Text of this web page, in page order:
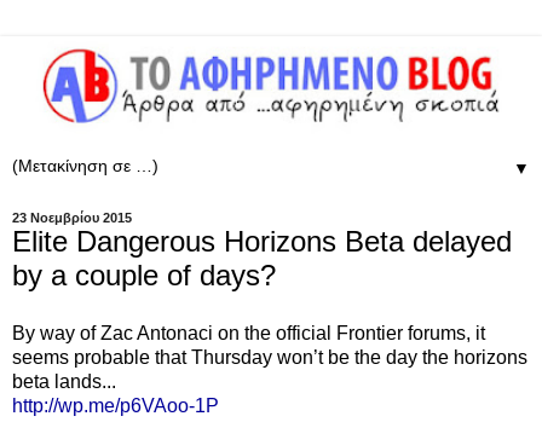
▼
23 Νοεμβρίου 2015
Elite Dangerous Horizons Beta delayed
by a couple of days?
By way of Zac Antonaci on the official Frontier forums, it
seems probable that Thursday won’t be the day the horizons
beta lands...
http://wp.me/p6VAoo-1P